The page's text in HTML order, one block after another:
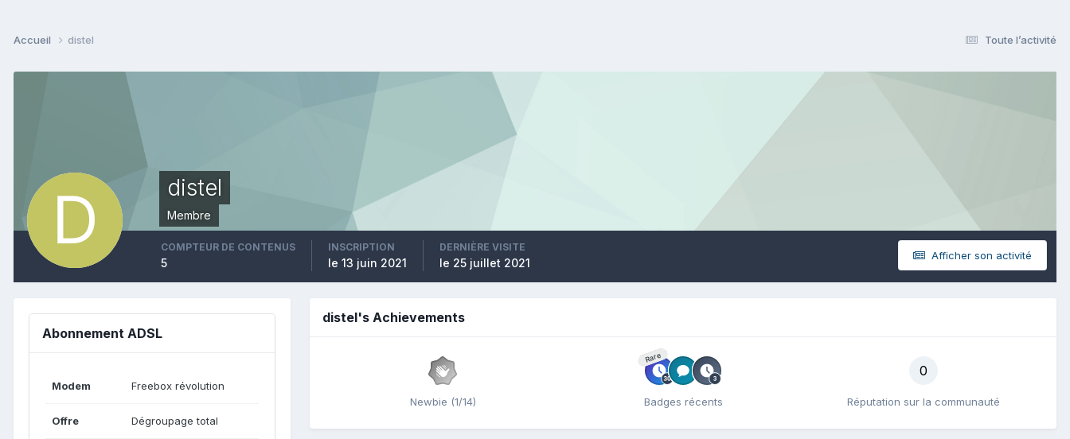
Toute l’activité
Accueil distel
distel
Membre
Afficher son activité
COMPTEUR DE CONTENUS
5
INSCRIPTION
le 13 juin 2021
DERNIÈRE VISITE
le 25 juillet 2021
Abonnement ADSL
Modem Freebox révolution
Offre Dégroupage total
distel's Achievements
Newbie (1/14)
Rare
Badges récents
0
Réputation sur la communauté